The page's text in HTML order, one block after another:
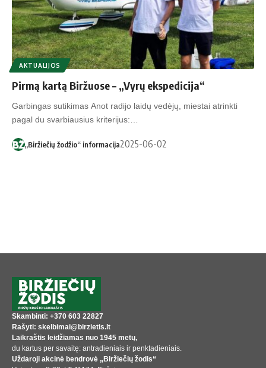
AKTUALIJOS
Pirmą kartą Biržuose – „Vyrų ekspedicija“
Garbingas sutikimas Anot radijo laidų vedėjų, miestai atrinkti
pagal du svarbiausius kriterijus:…
„Biržiečių žodžio“ informacija2025-06-02
Skambinti: +370 603 22827
Rašyti: skelbimai@birzietis.lt
Laikraštis leidžiamas nuo 1945 metų,
du kartus per savaitę: antradieniais ir penktadieniais.
Uždaroji akcinė bendrovė „Biržiečių žodis“